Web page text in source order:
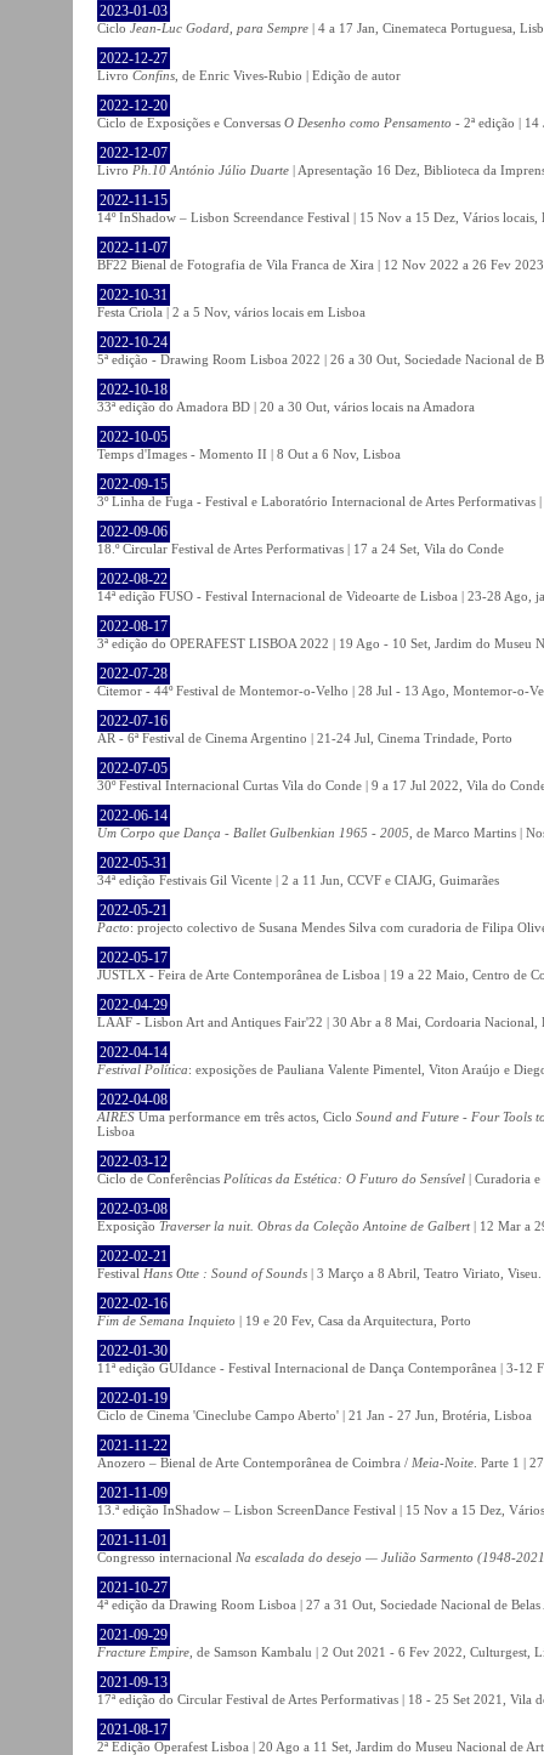
2023-01-03
Ciclo Jean-Luc Godard, para Sempre | 4 a 17 Jan, Cinemateca Portuguesa,
2022-12-27
Livro Confins , de Enric Vives-Rubio | Edição de autor
2022-12-20
Ciclo de Exposições e Conversas O Desenho como Pensamento - 2ª edição |
2022-12-07
Livro Ph.10 António Júlio Duarte | Apresentação 16 Dez, Biblioteca da
2022-11-15
14º InShadow – Lisbon Screendance Festival | 15 Nov a 15 Dez, Vários locais,
2022-11-07
BF22 Bienal de Fotografia de Vila Franca de Xira | 12 Nov 2022 a 26 Fev
2022-10-31
Festa Criola | 2 a 5 Nov, vários locais em Lisboa
2022-10-24
5ª edição - Drawing Room Lisboa 2022 | 26 a 30 Out, Sociedade Nacional de
2022-10-18
33ª edição do Amadora BD | 20 a 30 Out, vários locais na Amadora
2022-10-05
Temps d'Images - Momento II | 8 Out a 6 Nov, Lisboa
2022-09-15
3º Linha de Fuga - Festival e Laboratório Internacional de Artes Performativas
2022-09-06
18.º Circular Festival de Artes Performativas | 17 a 24 Set, Vila do Conde
2022-08-22
14ª edição FUSO - Festival Internacional de Videoarte de Lisboa | 23-28 Ago,
2022-08-17
3ª edição do OPERAFEST LISBOA 2022 | 19 Ago - 10 Set, Jardim do Museu
2022-07-28
Citemor - 44º Festival de Montemor-o-Velho | 28 Jul - 13 Ago, Montemor-o-
2022-07-16
AR - 6ª Festival de Cinema Argentino | 21-24 Jul, Cinema Trindade, Porto
2022-07-05
30º Festival Internacional Curtas Vila do Conde | 9 a 17 Jul 2022, Vila do
2022-06-14
Um Corpo que Dança - Ballet Gulbenkian 1965 - 2005 , de Marco Martins |
2022-05-31
34ª edição Festivais Gil Vicente | 2 a 11 Jun, CCVF e CIAJG, Guimarães
2022-05-21
Pacto: projecto colectivo de Susana Mendes Silva com curadoria de Filipa
2022-05-17
JUSTLX - Feira de Arte Contemporânea de Lisboa | 19 a 22 Maio, Centro de
2022-04-29
LAAF - Lisbon Art and Antiques Fair'22 | 30 Abr a 8 Mai, Cordoaria Nacional,
2022-04-14
Festival Política: exposições de Pauliana Valente Pimentel, Viton Araújo e
2022-04-08
AIRES Uma performance em três actos, Ciclo Sound and Future - Four Tools
Lisboa
2022-03-12
Ciclo de Conferências Políticas da Estética: O Futuro do Sensível | Curadoria
2022-03-08
Exposição Traverser la nuit. Obras da Coleção Antoine de Galbert | 12 Mar a
2022-02-21
Festival Hans Otte : Sound of Sounds | 3 Março a 8 Abril, Teatro Viriato, Viseu.
2022-02-16
Fim de Semana Inquieto | 19 e 20 Fev, Casa da Arquitectura, Porto
2022-01-30
11ª edição GUIdance - Festival Internacional de Dança Contemporânea | 3-12
2022-01-19
Ciclo de Cinema 'Cineclube Campo Aberto' | 21 Jan - 27 Jun, Brotéria, Lisboa
2021-11-22
Anozero – Bienal de Arte Contemporânea de Coimbra / Meia-Noite . Parte 1 |
2021-11-09
13.ª edição InShadow – Lisbon ScreenDance Festival | 15 Nov a 15 Dez,
2021-11-01
Congresso internacional Na escalada do desejo — Julião Sarmento (1948-
2021-10-27
4ª edição da Drawing Room Lisboa | 27 a 31 Out, Sociedade Nacional de
2021-09-29
Fracture Empire , de Samson Kambalu | 2 Out 2021 - 6 Fev 2022, Culturgest,
2021-09-13
17ª edição do Circular Festival de Artes Performativas | 18 - 25 Set 2021, Vila
2021-08-17
2ª Edição Operafest Lisboa | 20 Ago a 11 Set, Jardim do Museu Nacional de